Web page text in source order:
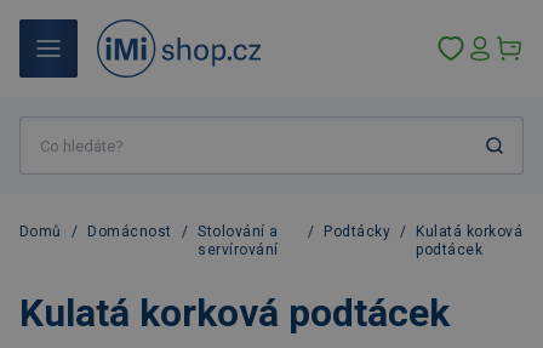
Domů / Domácnost / Stolování a
servírování
/ Podtácky /
Kulatá korková
podtácek
Kulatá korková podtácek